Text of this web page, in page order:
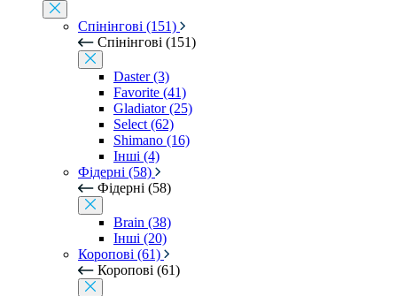
Спінінгові (151)
Спінінгові (151)
Daster (3)
Favorite (41)
Gladiator (25)
Select (62)
Shimano (16)
Інші (4)
Фідерні (58)
Фідерні (58)
Brain (38)
Інші (20)
Коропові (61)
Коропові (61)